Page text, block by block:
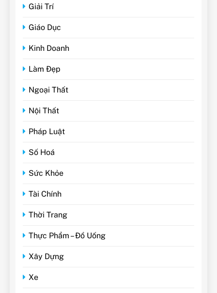
Giải Trí
Giáo Dục
Kinh Doanh
Làm Đẹp
Ngoại Thất
Nội Thất
Pháp Luật
Số Hoá
Sức Khỏe
Tài Chính
Thời Trang
Thực Phẩm – Đồ Uống
Xây Dựng
Xe